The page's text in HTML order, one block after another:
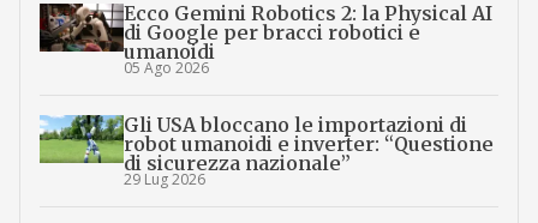
Ecco Gemini Robotics 2: la Physical AI
di Google per bracci robotici e
umanoidi
05 Ago 2026
Gli USA bloccano le importazioni di
robot umanoidi e inverter: “Questione
di sicurezza nazionale”
29 Lug 2026